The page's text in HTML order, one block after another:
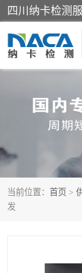
当前位置： 首页 >
发
噪音检测
防护网检测
可靠性检测